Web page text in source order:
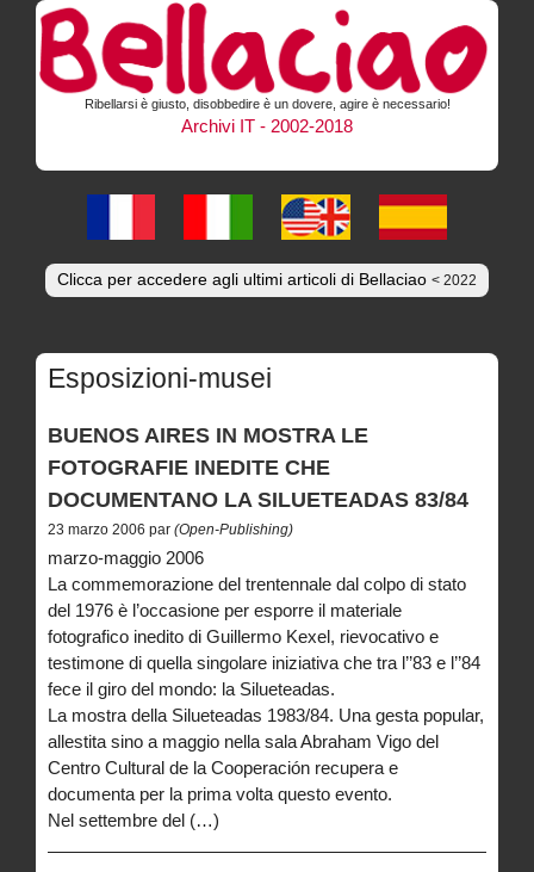
Ribellarsi è giusto, disobbedire è un dovere, agire è necessario!
Archivi IT - 2002-2018
Clicca per accedere agli ultimi articoli di Bellaciao < 2022
Esposizioni-musei
BUENOS AIRES IN MOSTRA LE
FOTOGRAFIE INEDITE CHE
DOCUMENTANO LA SILUETEADAS 83/84
23 marzo 2006 par (Open-Publishing)
marzo-maggio 2006
La commemorazione del trentennale dal colpo di stato
del 1976 è l’occasione per esporre il materiale
fotografico inedito di Guillermo Kexel, rievocativo e
testimone di quella singolare iniziativa che tra l’’83 e l’’84
fece il giro del mondo: la Silueteadas.
La mostra della Silueteadas 1983/84. Una gesta popular,
allestita sino a maggio nella sala Abraham Vigo del
Centro Cultural de la Cooperación recupera e
documenta per la prima volta questo evento.
Nel settembre del (…)